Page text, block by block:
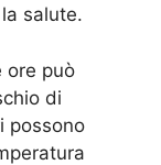
salute.
ore può
di
possono